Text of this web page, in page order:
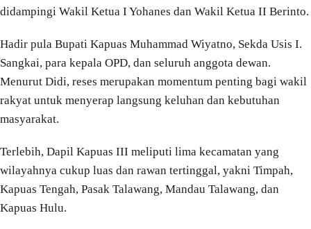
didampingi Wakil Ketua I Yohanes dan Wakil Ketua II Berinto.
Hadir pula Bupati Kapuas Muhammad Wiyatno, Sekda Usis I.
Sangkai, para kepala OPD, dan seluruh anggota dewan.
Menurut Didi, reses merupakan momentum penting bagi wakil
rakyat untuk menyerap langsung keluhan dan kebutuhan
masyarakat.
Terlebih, Dapil Kapuas III meliputi lima kecamatan yang
wilayahnya cukup luas dan rawan tertinggal, yakni Timpah,
Kapuas Tengah, Pasak Talawang, Mandau Talawang, dan
Kapuas Hulu.